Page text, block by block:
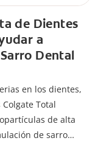
de Dientes
a
Dental
en los dientes,
Total
de alta
de sarro